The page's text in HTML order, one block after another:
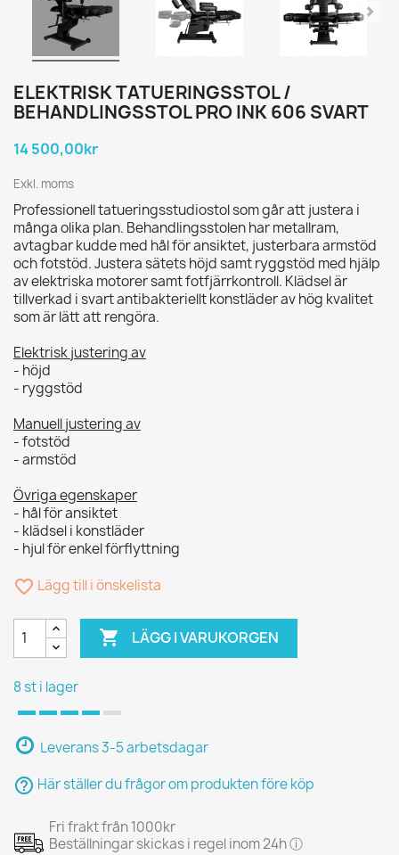
ELEKTRISK TATUERINGSSTOL /
BEHANDLINGSSTOL PRO INK 606 SVART
14 500,00kr
Exkl. moms
Professionell tatueringsstudiostol som går att justera i
många olika plan. Behandlingsstolen har metallram,
avtagbar kudde med hål för ansiktet, justerbara armstöd
och fotstöd. Justera sätets höjd samt ryggstöd med hjälp
av elektriska motorer samt fotfjärrkontroll. Klädsel är
tillverkad i svart antibakteriellt konstläder av hög kvalitet
som är lätt att rengöra.
Elektrisk justering av
- höjd
- ryggstöd
Manuell justering av
- fotstöd
- armstöd
Övriga egenskaper
- hål för ansiktet
- klädsel i konstläder
- hjul för enkel förflyttning
favorite_border Lägg till i önskelista
 LÄGG I VARUKORGEN
8 st i lager
Leverans 3-5 arbetsdagar
help_outline Här ställer du frågor om produkten före köp
Fri frakt från 1000kr
Beställningar skickas i regel inom 24h ⓘ